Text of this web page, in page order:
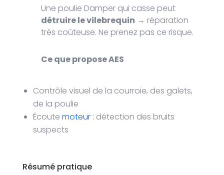
Une poulie Damper qui casse peut
détruire le vilebrequin → réparation
très coûteuse. Ne prenez pas ce risque.
Ce que propose AES
Contrôle visuel de la courroie, des galets,
de la poulie
Écoute moteur: détection des bruits
suspects
Résumé pratique